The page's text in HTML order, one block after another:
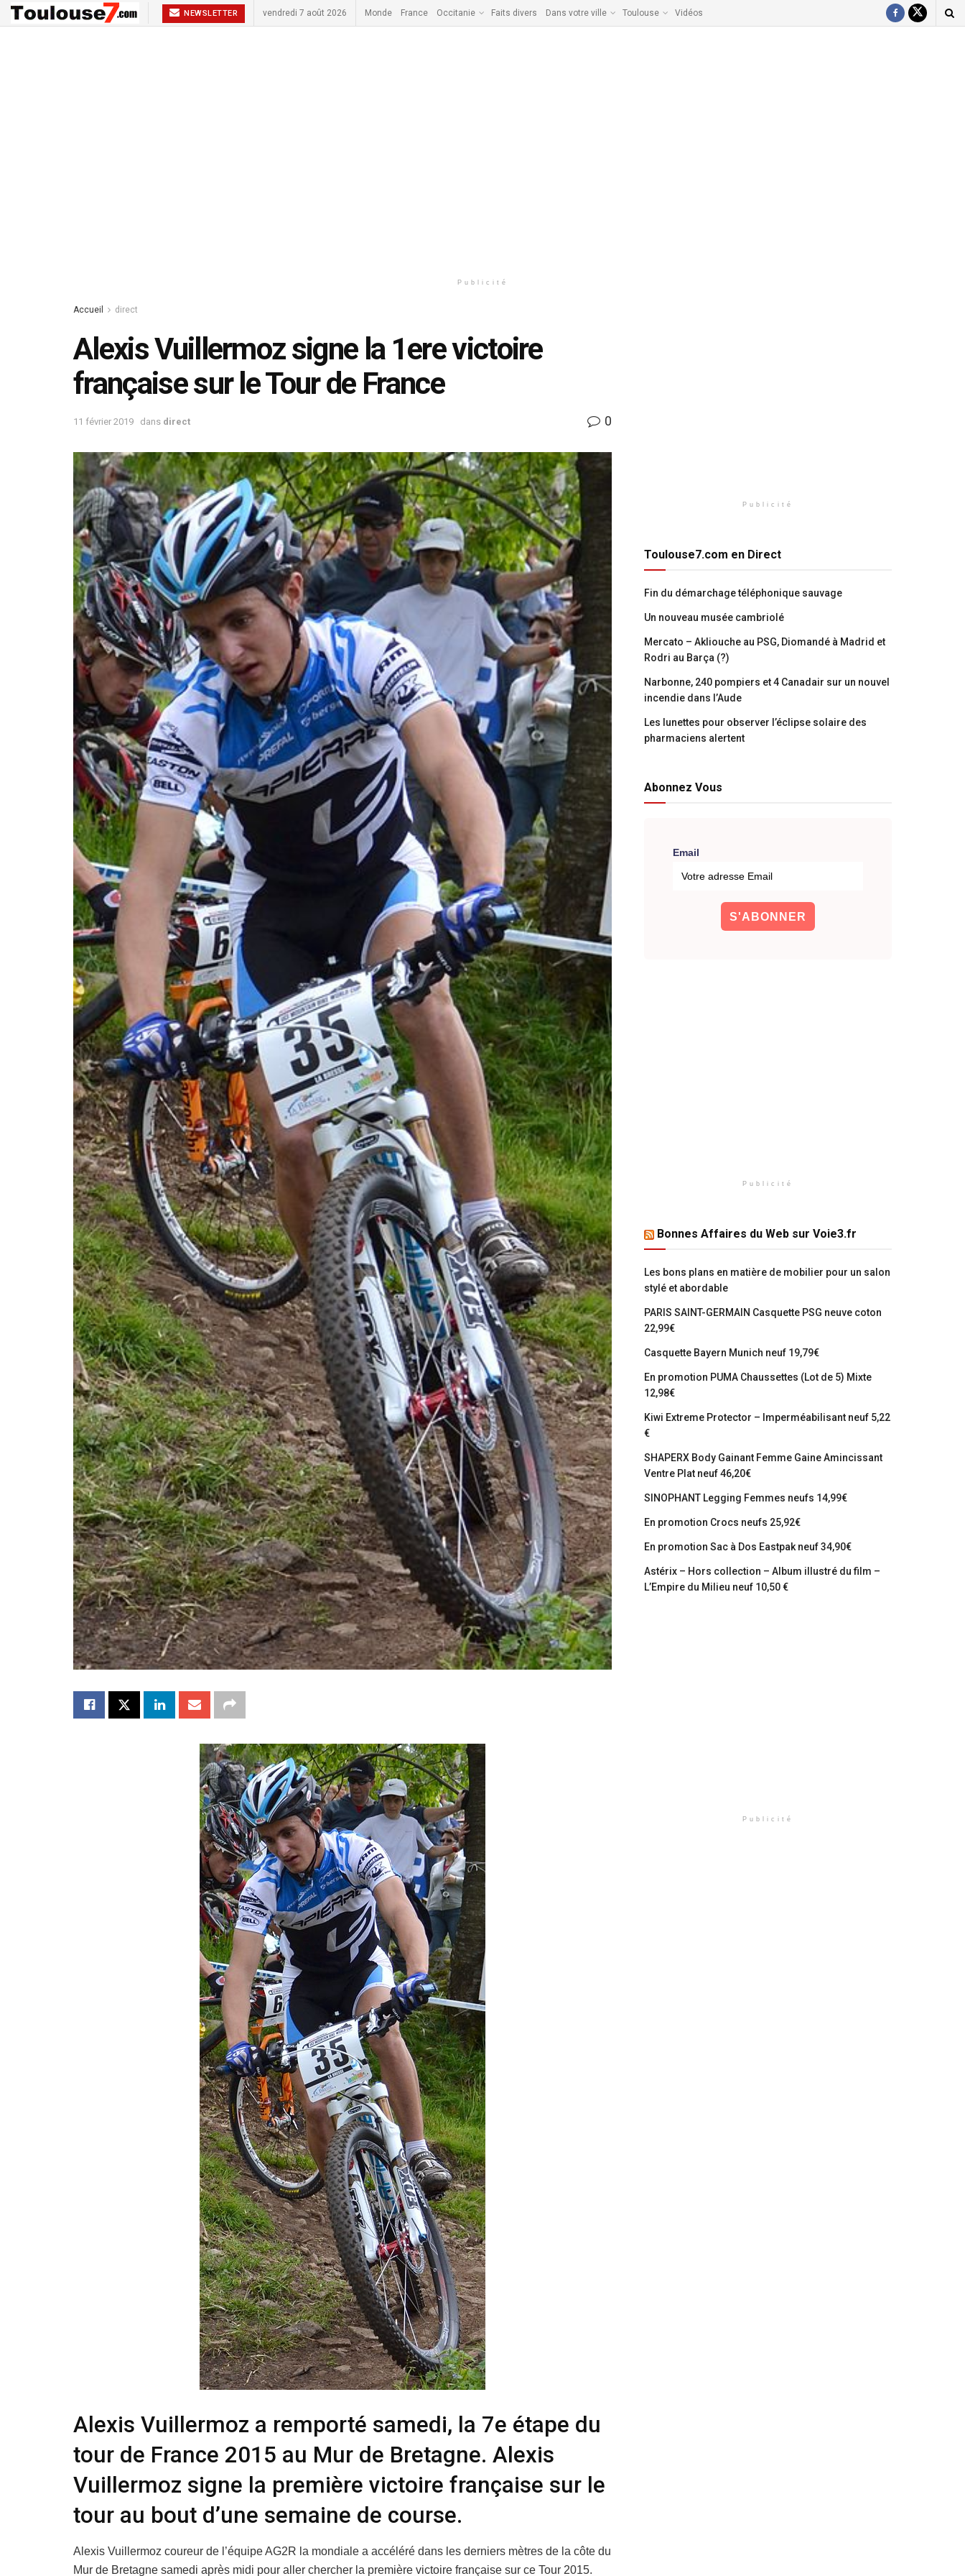
NEWSLETTER vendredi 7 août 2026 Monde France Occitanie Faits divers Dans votre ville Toulouse Vidéos
Publicité
Accueil direct
Alexis Vuillermoz signe la 1ere victoire
française sur le Tour de France
11 février 2019 dans direct 0
Alexis Vuillermoz a remporté samedi, la 7e étape du
tour de France 2015 au Mur de Bretagne. Alexis
Vuillermoz signe la première victoire française sur le
tour au bout d’une semaine de course.
Alexis Vuillermoz coureur de l’équipe AG2R la mondiale a accéléré dans les derniers mètres de la côte du
Mur de Bretagne samedi après midi pour aller chercher la première victoire française sur ce Tour 2015.
Publicité
Toulouse7.com en Direct
Fin du démarchage téléphonique sauvage
Un nouveau musée cambriolé
Mercato – Akliouche au PSG, Diomandé à Madrid et
Rodri au Barça (?)
Narbonne, 240 pompiers et 4 Canadair sur un nouvel
incendie dans l’Aude
Les lunettes pour observer l’éclipse solaire des
pharmaciens alertent
Abonnez Vous
Email
Publicité
Bonnes Affaires du Web sur Voie3.fr
Les bons plans en matière de mobilier pour un salon
stylé et abordable
PARIS SAINT-GERMAIN Casquette PSG neuve coton
22,99€
Casquette Bayern Munich neuf 19,79€
En promotion PUMA Chaussettes (Lot de 5) Mixte
12,98€
Kiwi Extreme Protector – Imperméabilisant neuf 5,22
€
SHAPERX Body Gainant Femme Gaine Amincissant
Ventre Plat neuf 46,20€
SINOPHANT Legging Femmes neufs 14,99€
En promotion Crocs neufs 25,92€
En promotion Sac à Dos Eastpak neuf 34,90€
Astérix – Hors collection – Album illustré du film –
L’Empire du Milieu neuf 10,50 €
Publicité